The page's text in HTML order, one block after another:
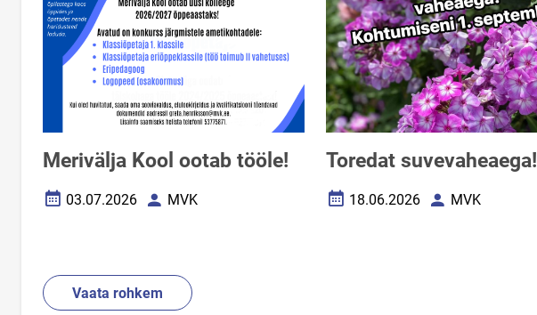
Merivälja Kool ootab tööle!
Loomise kuupäev
03.07.2026 AutorMVK
Toredat suvevaheaega!
Loomise kuupäev
18.06.2026 AutorMVK
Vaata rohkem